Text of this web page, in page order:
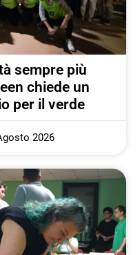
sempre più
chiede un
per il verde
2026